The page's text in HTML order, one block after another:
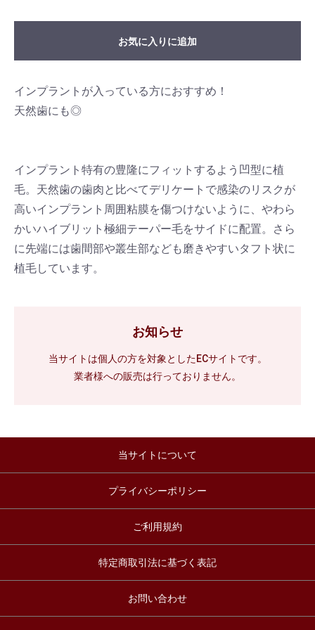
お気に入りに追加
インプラントが入っている方におすすめ！
天然歯にも◎
インプラント特有の豊隆にフィットするよう凹型に植
毛。天然歯の歯肉と比べてデリケートで感染のリスクが
高いインプラント周囲粘膜を傷つけないように、やわら
かいハイブリット極細テーパー毛をサイドに配置。さら
に先端には歯間部や叢生部なども磨きやすいタフト状に
植毛しています。
お知らせ
当サイトは個人の方を対象としたECサイトです。
業者様への販売は行っておりません。
当サイトについて
プライバシーポリシー
ご利用規約
特定商取引法に基づく表記
お問い合わせ